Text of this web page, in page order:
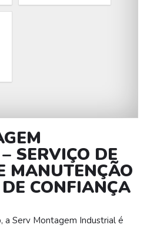
SERVIÇO DE
MANUTENÇÃO
CONFIANÇA
a Serv Montagem Industrial é